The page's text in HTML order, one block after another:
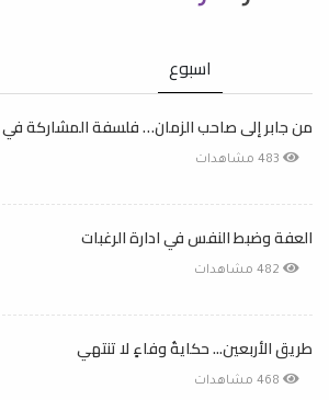
اسبوع
من جابر إلى صاحب الزمان… فلسفة المشاركة
العفة وضبط النفس في ادارة الرغبات
طريق الأربعين... حكايةُ وفاءٍ لا تنتهي